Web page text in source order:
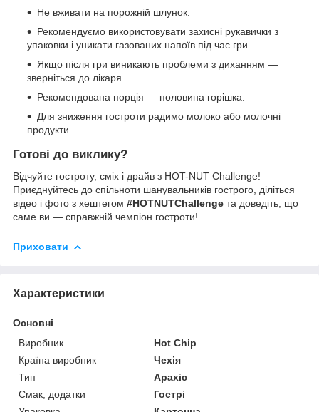
Не вживати на порожній шлунок.
Рекомендуємо використовувати захисні рукавички з
упаковки і уникати газованих напоїв під час гри.
Якщо після гри виникають проблеми з диханням —
зверніться до лікаря.
Рекомендована порція — половина горішка.
Для зниження гостроти радимо молоко або молочні
продукти.
Готові до виклику?
Відчуйте гостроту, сміх і драйв з HOT-NUT Challenge!
Приєднуйтесь до спільноти шанувальників гострого, діліться
відео і фото з хештегом #HOTNUTChallenge та доведіть, що
саме ви — справжній чемпіон гостроти!
Приховати
Характеристики
Основні
Виробник
Hot Chip
Країна виробник
Чехія
Тип
Арахіс
Смак, додатки
Гострі